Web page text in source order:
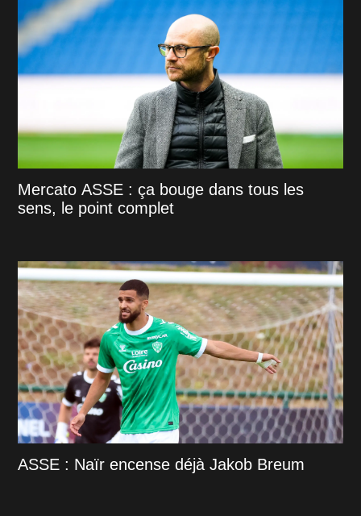
Mercato ASSE : ça bouge dans tous les
sens, le point complet
ASSE : Naïr encense déjà Jakob Breum